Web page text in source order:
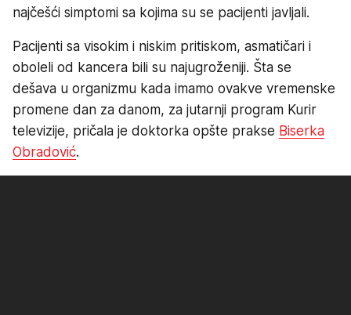
najčešći simptomi sa kojima su se pacijenti javljali.
Pacijenti sa visokim i niskim pritiskom, asmatičari i
oboleli od kancera bili su najugroženiji. Šta se
dešava u organizmu kada imamo ovakve vremenske
promene dan za danom, za jutarnji program Kurir
televizije, pričala je doktorka opšte prakse Biserka
Obradović.